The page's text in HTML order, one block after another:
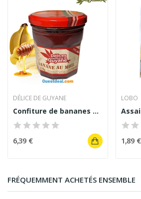
DÉLICE DE GUYANE
Confiture de bananes au miel Délices de Guyane 210
6,39 €
LOBO
1,89 €
FRÉQUEMMENT ACHETÉS ENSEMBLE